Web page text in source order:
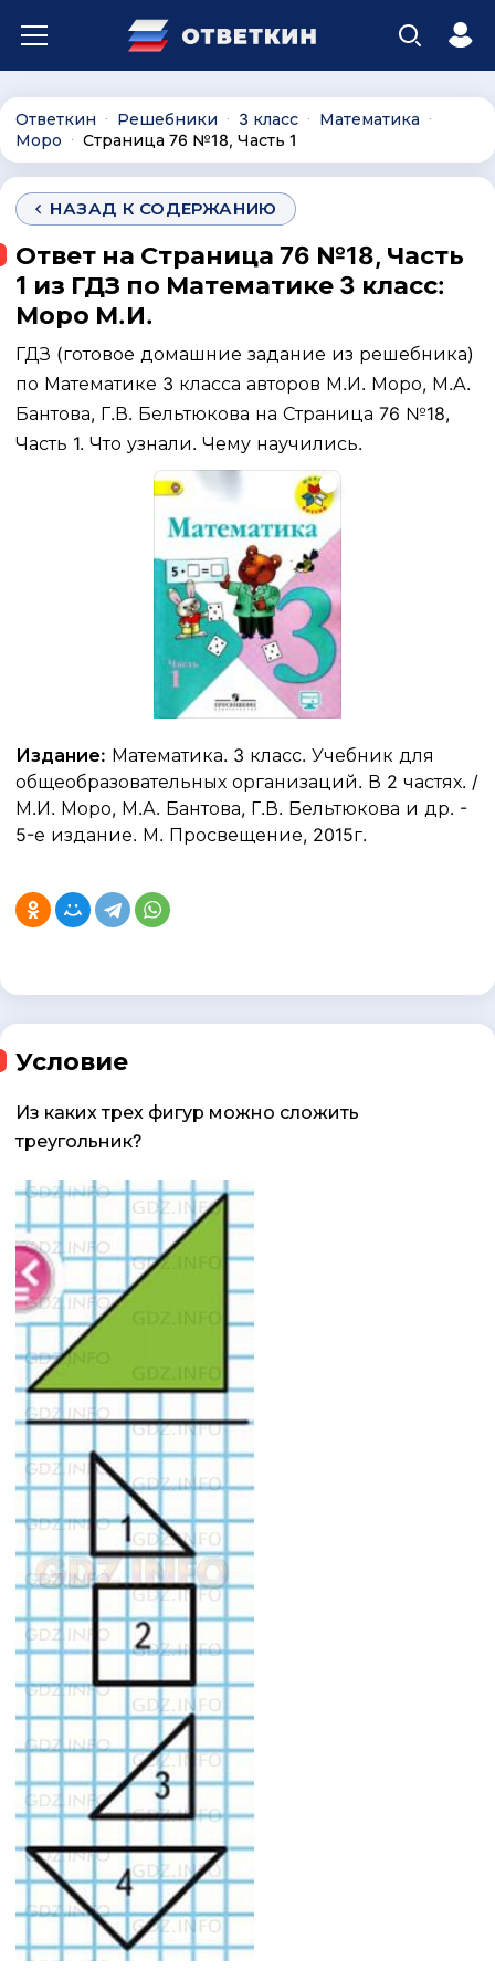
Ответкин ∙ Решебники ∙ 3 класс ∙ Математика ∙
Моро ∙ Страница 76 №18, Часть 1
НАЗАД К СОДЕРЖАНИЮ
Ответ на Страница 76 №18, Часть
1 из ГДЗ по Математике 3 класс:
Моро М.И.
ГДЗ (готовое домашние задание из решебника)
по Математике 3 класса авторов М.И. Моро, М.А.
Бантова, Г.В. Бельтюкова на Страница 76 №18,
Часть 1. Что узнали. Чему научились.
Издание: Математика. 3 класс. Учебник для
общеобразовательных организаций. В 2 частях. /
М.И. Моро, М.А. Бантова, Г.В. Бельтюкова и др. -
5-е издание. М. Просвещение, 2015г.
Условие
Из каких трех фигур можно сложить
треугольник?